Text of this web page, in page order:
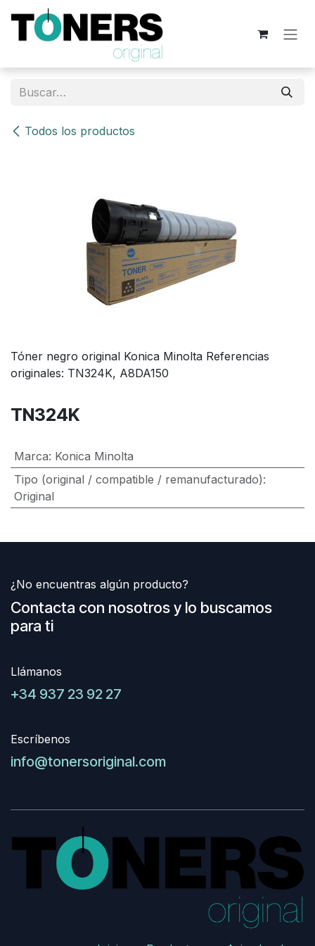
Ir al contenido
Todos los productos
Tóner negro original Konica Minolta Referencias
originales: TN324K, A8DA150
TN324K
Marca: Konica Minolta
Tipo (original / compatible / remanufacturado):
Original
¿No encuentras algún producto?
Contacta con nosotros y lo buscamos
para ti
Llámanos
+34 937 23 92 27
Escríbenos
info@tonersoriginal.com